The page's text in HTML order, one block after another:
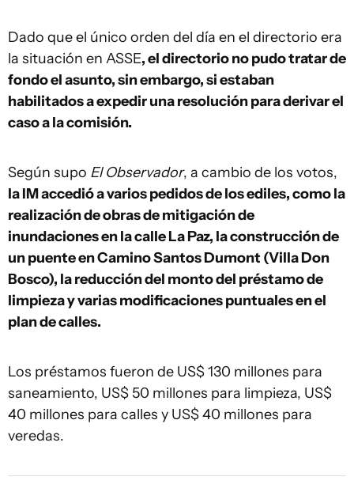
Dado que el único orden del día en el directorio era
la situación en ASSE, el directorio no pudo tratar de
fondo el asunto, sin embargo, si estaban
habilitados a expedir una resolución para derivar el
caso a la comisión.
Según supo El Observador, a cambio de los votos,
la IM accedió a varios pedidos de los ediles, como la
realización de obras de mitigación de
inundaciones en la calle La Paz, la construcción de
un puente en Camino Santos Dumont (Villa Don
Bosco), la reducción del monto del préstamo de
limpieza y varias modificaciones puntuales en el
plan de calles.
Los préstamos fueron de US$ 130 millones para
saneamiento, US$ 50 millones para limpieza, US$
40 millones para calles y US$ 40 millones para
veredas.